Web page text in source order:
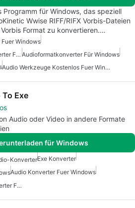
für Windows, das speziell
Wwise RIFF/RIFX Vorbis-Dateien
Format zu konvertieren.…
Windows
Kostenloser Audioformat-Konverter Für Windows Audioformatkonverter Für Windows
Audio Werkzeuge Kostenlos Fuer Windows
Exe
Audio oder Video in andere Formate
für Windows
KonverterExe Konverter
Audio Konverter Fuer Windows
Kostenloser Video-Audio-Konverter Für Windows